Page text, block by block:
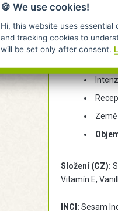
Portal) a plně
Specifikace:
Složení (CZ):
Vitamín E,
INCI: Sesam
🍪 We use cookies!
Hi, this website uses essential
and tracking cookies to
will be set only after consent.